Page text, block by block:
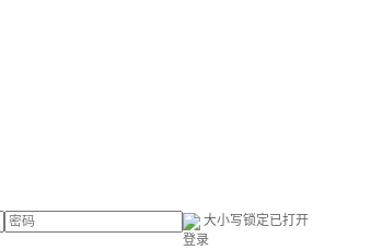
大小写锁定已打开
登录